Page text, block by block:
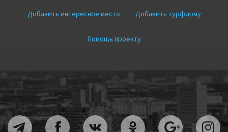
Добавить интересное место Добавить турфирму
Помощь проекту